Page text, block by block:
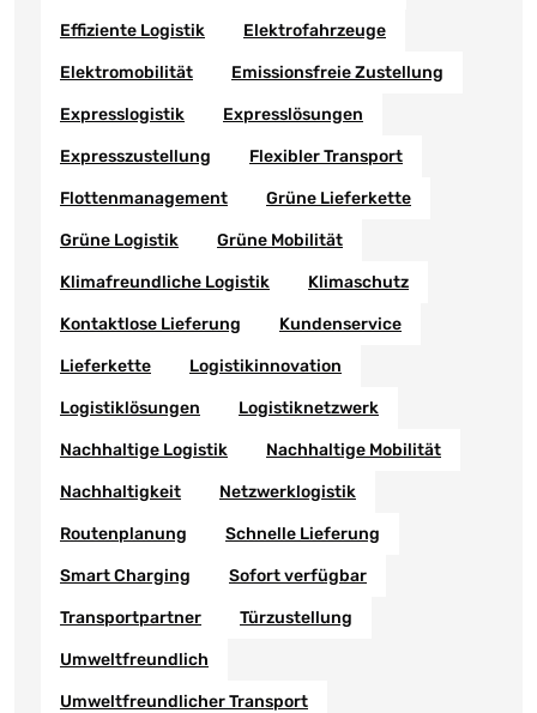
Effiziente Logistik Elektrofahrzeuge
Elektromobilität Emissionsfreie Zustellung
Expresslogistik Expresslösungen
Expresszustellung Flexibler Transport
Flottenmanagement Grüne Lieferkette
Grüne Logistik Grüne Mobilität
Klimafreundliche Logistik Klimaschutz
Kontaktlose Lieferung Kundenservice
Lieferkette Logistikinnovation
Logistiklösungen Logistiknetzwerk
Nachhaltige Logistik Nachhaltige Mobilität
Nachhaltigkeit Netzwerklogistik
Routenplanung Schnelle Lieferung
Smart Charging Sofort verfügbar
Transportpartner Türzustellung
Umweltfreundlich
Umweltfreundlicher Transport